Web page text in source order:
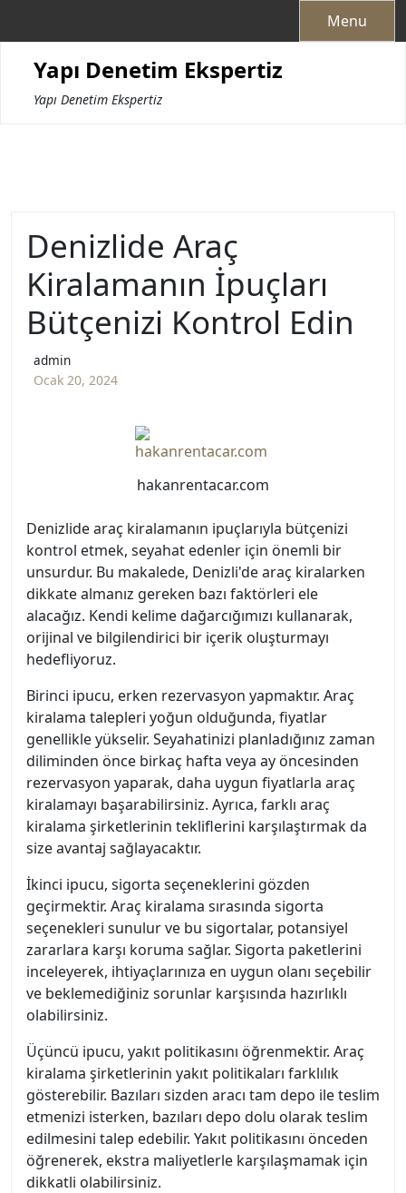
Menu
Yapı Denetim Ekspertiz
Yapı Denetim Ekspertiz
Denizlide Araç
Kiralamanın İpuçları
Bütçenizi Kontrol Edin
admin
Ocak 20, 2024
hakanrentacar.com
Denizlide araç kiralamanın ipuçlarıyla bütçenizi
kontrol etmek, seyahat edenler için önemli bir
unsurdur. Bu makalede, Denizli'de araç kiralarken
dikkate almanız gereken bazı faktörleri ele
alacağız. Kendi kelime dağarcığımızı kullanarak,
orijinal ve bilgilendirici bir içerik oluşturmayı
hedefliyoruz.
Birinci ipucu, erken rezervasyon yapmaktır. Araç
kiralama talepleri yoğun olduğunda, fiyatlar
genellikle yükselir. Seyahatinizi planladığınız zaman
diliminden önce birkaç hafta veya ay öncesinden
rezervasyon yaparak, daha uygun fiyatlarla araç
kiralamayı başarabilirsiniz. Ayrıca, farklı araç
kiralama şirketlerinin tekliflerini karşılaştırmak da
size avantaj sağlayacaktır.
İkinci ipucu, sigorta seçeneklerini gözden
geçirmektir. Araç kiralama sırasında sigorta
seçenekleri sunulur ve bu sigortalar, potansiyel
zararlara karşı koruma sağlar. Sigorta paketlerini
inceleyerek, ihtiyaçlarınıza en uygun olanı seçebilir
ve beklemediğiniz sorunlar karşısında hazırlıklı
olabilirsiniz.
Üçüncü ipucu, yakıt politikasını öğrenmektir. Araç
kiralama şirketlerinin yakıt politikaları farklılık
gösterebilir. Bazıları sizden aracı tam depo ile teslim
etmenizi isterken, bazıları depo dolu olarak teslim
edilmesini talep edebilir. Yakıt politikasını önceden
öğrenerek, ekstra maliyetlerle karşılaşmamak için
dikkatli olabilirsiniz.